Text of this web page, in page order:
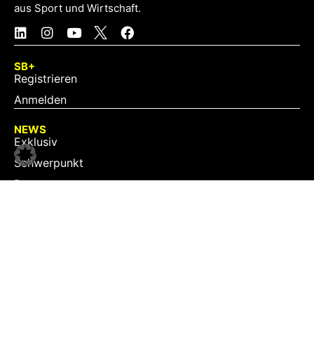
aus Sport und Wirtschaft.
SB+
Registrieren
Anmelden
NEWS
Exklusiv
Schwerpunkt
Partner